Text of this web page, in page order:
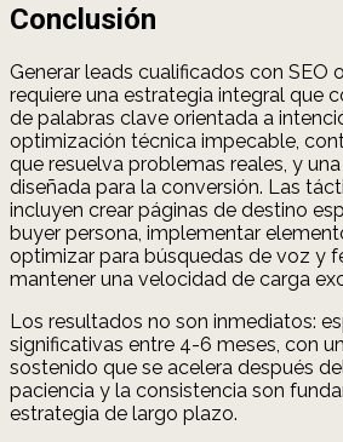
Conclusión
Generar leads cualificados con SEO
requiere una estrategia integral que
de palabras clave orientada a
optimización técnica impecable,
que resuelva problemas reales, y
diseñada para la conversión. Las
incluyen crear páginas de destino
buyer persona, implementar
optimizar para búsquedas de voz y
mantener una velocidad de carga
Los resultados no son inmediatos:
significativas entre 4-6 meses, con
sostenido que se acelera después
paciencia y la consistencia son
estrategia de largo plazo.